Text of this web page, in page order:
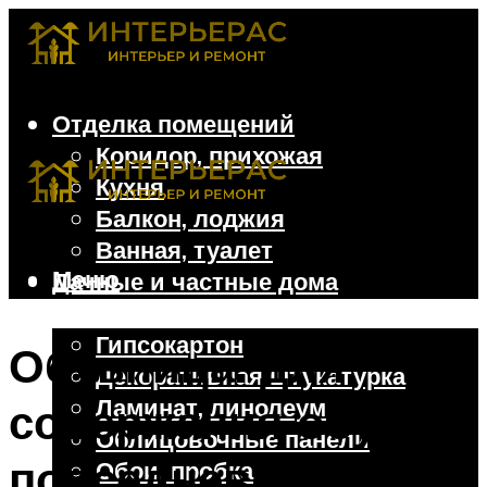
Отделка помещений
Коридор, прихожая
Кухня
Балкон, лоджия
Ванная, туалет
Дачные и частные дома
Гипсокартон
Декоративная штукатурка
Ламинат, линолеум
Облицовочные панели
Обои, пробка
Меню
Обувница: для
содержания обуви